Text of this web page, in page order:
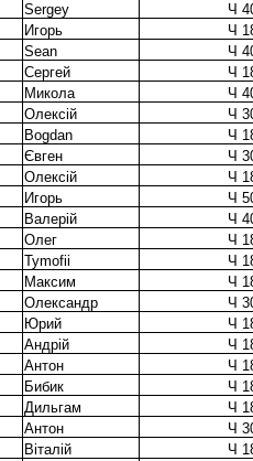
Sergey
Ч
Игорь
Ч
Sean
Ч
Сергей
Ч
Микола
Ч
Олексій
Ч
Bogdan
Ч
Євген
Ч
Олексій
Ч
Игорь
Ч
Валерій
Ч
Олег
Ч
Tymofii
Ч
Максим
Ч
Олександр
Ч
Юрий
Ч
Андрій
Ч
Антон
Ч
Бибик
Ч
Дильгам
Ч
Антон
Ч
Віталій
Ч